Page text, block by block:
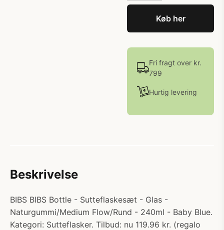
Køb her
Fri fragt over kr.
799
Hurtig levering
Beskrivelse
BIBS BIBS Bottle - Sutteflaskesæt - Glas -
Naturgummi/Medium Flow/Rund - 240ml - Baby Blue.
Kategori: Sutteflasker. Tilbud: nu 119.96 kr. (regalo